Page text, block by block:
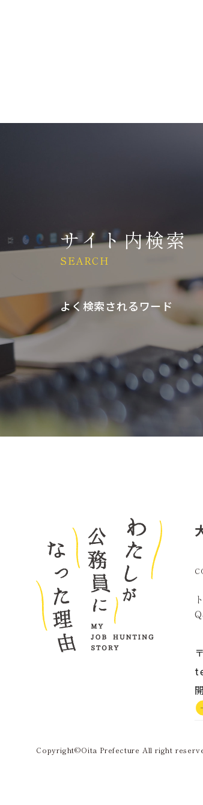
サイト内検索
SEARCH
よく検索されるワード
Copyright©Oita Prefecture All right